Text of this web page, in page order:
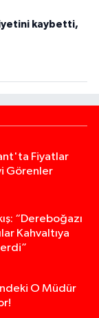
kaybetti,
Fiyatlar
Görenler
“Dereboğazı
Kahvaltıya
O Müdür